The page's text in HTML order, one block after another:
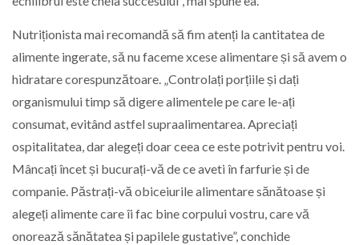
Nutriționista mai recomandă să fim atenți la cantitatea de
alimente ingerate, să nu faceme xcese alimentare și să avem o
hidratare corespunzătoare. „Controlați porțiile și dați
organismului timp să digere alimentele pe care le-ați
consumat, evitând astfel supraalimentarea. Apreciați
ospitalitatea, dar alegeți doar ceea ce este potrivit pentru voi.
Mâncați încet și bucurați-vă de ce aveti în farfurie și de
companie. Păstrați-vă obiceiurile alimentare sănătoase și
alegeți alimente care îi fac bine corpului vostru, care vă
onorează sănătatea și papilele gustative”, conchide